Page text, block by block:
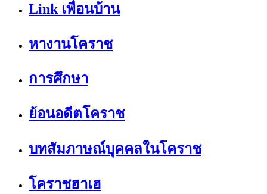
Link เพื่อนบ้าน
หางานโคราช
การศึกษา
ย้อนอดีตโคราช
บทสัมภาษณ์บุคคลในโคราช
โคราชฮาเฮ